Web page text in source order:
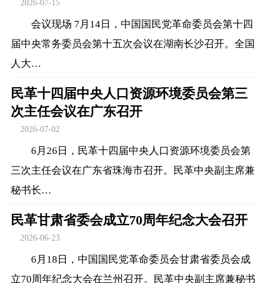
2026-07-15
会议现场 7月14日，中国国民党革命委员会第十四
届中央常务委员会第十五次会议在湖南长沙召开。全国
人大…
民革十四届中央人口资源环境委员会第三
次主任会议在广东召开
2026-07-02
6月26日，民革十四届中央人口资源环境委员会第
三次主任会议在广东省珠海市召开。民革中央副主席兼
秘书长…
民革甘肃省委会成立70周年纪念大会召开
2026-06-23
6月18日，中国国民党革命委员会甘肃省委员会成
立70周年纪念大会在兰州召开。民革中央副主席兼秘书